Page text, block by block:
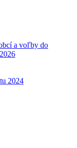
a voľby do
2024